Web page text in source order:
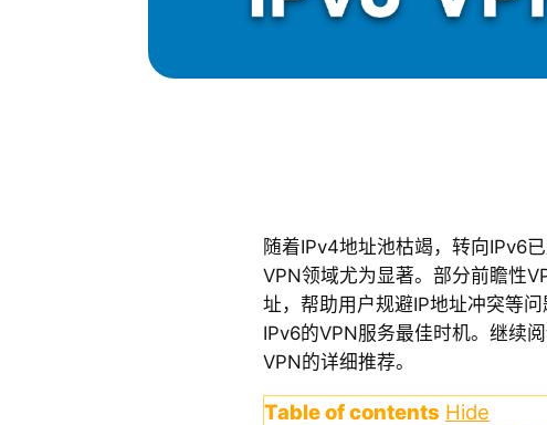
随着IPv4地址池枯竭，转向IPv6
VPN领域尤为显著。部分前瞻性
址，帮助用户规避IP地址冲突等
IPv6的VPN服务最佳时机。继续
VPN的详细推荐。
Table of contents Hide